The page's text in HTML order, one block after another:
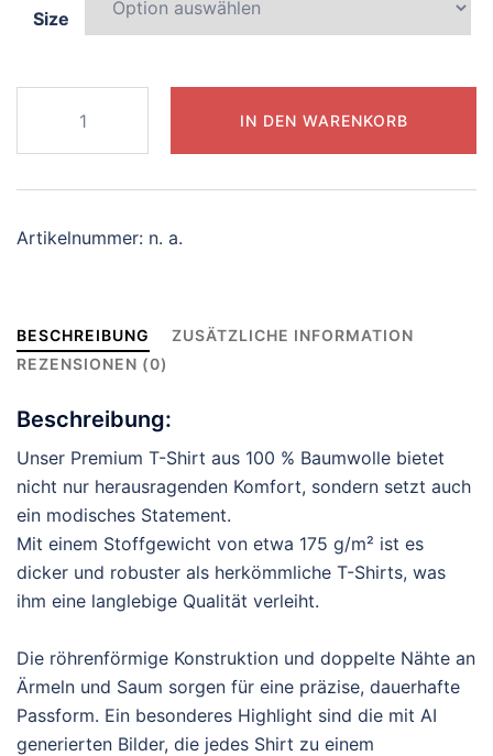
Size
splendid-
panda
Menge
IN DEN WARENKORB
Artikelnummer: n. a.
BESCHREIBUNG
ZUSÄTZLICHE INFORMATION
REZENSIONEN (0)
Beschreibung:
Unser Premium T-Shirt aus 100 % Baumwolle bietet
nicht nur herausragenden Komfort, sondern setzt auch
ein modisches Statement.
Mit einem Stoffgewicht von etwa 175 g/m² ist es
dicker und robuster als herkömmliche T-Shirts, was
ihm eine langlebige Qualität verleiht.
Die röhrenförmige Konstruktion und doppelte Nähte an
Ärmeln und Saum sorgen für eine präzise, dauerhafte
Passform. Ein besonderes Highlight sind die mit AI
generierten Bilder, die jedes Shirt zu einem